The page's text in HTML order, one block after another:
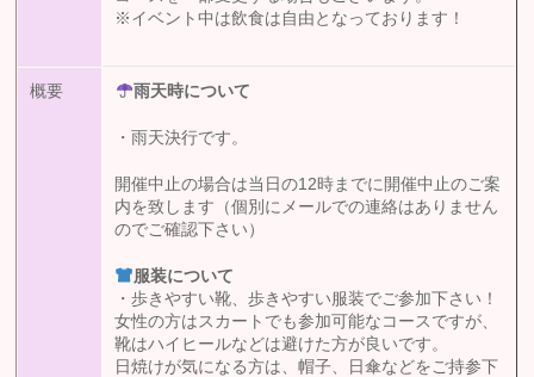
※イベント中は飲食は自由となっております！
概要 雨天時について
・雨天決行です。
開催中止の場合は当日の12時までに開催中止のご案
内を致します（個別にメールでの連絡はありません
のでご確認下さい）
服装について
・歩きやすい靴、歩きやすい服装でご参加下さい！
女性の方はスカートでも参加可能なコースですが、
靴はハイヒールなどは避けた方が良いです。
日焼けが気になる方は、帽子、日傘などをご持参下